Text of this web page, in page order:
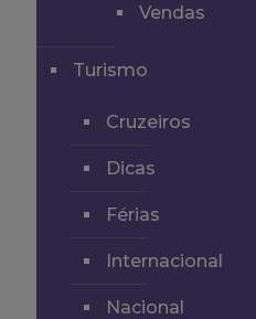
Vendas
Turismo
Cruzeiros
Dicas
Férias
Internacional
Nacional